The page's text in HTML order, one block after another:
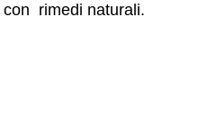
rimedi naturali.